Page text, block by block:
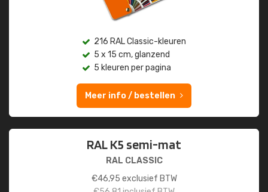
216 RAL Classic-kleuren
5 x 15 cm, glanzend
5 kleuren per pagina
Meer info / bestellen
RAL K5 semi-mat
RAL CLASSIC
€46,95 exclusief BTW